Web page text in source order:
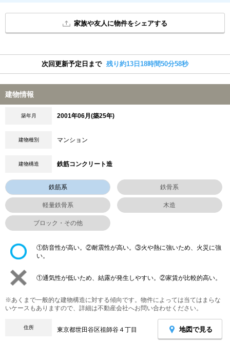
家族や友人に物件をシェアする
次回更新予定日まで 残り約13日18時間50分58秒
建物情報
築年月 2001年06月(築25年)
建物種別 マンション
建物構造 鉄筋コンクリート造
鉄筋系 鉄骨系
軽量鉄骨系 木造
ブロック・その他
①防音性が高い。②耐震性が高い。③火や熱に強いため、火災に強
い。
①通気性が低いため、結露が発生しやすい。②家賃が比較的高い。
※あくまで一般的な建物構造に対する傾向です。物件によっては当てはまらな
いケースもありますので、詳細は不動産会社へお問い合わせください。
住所 東京都世田谷区祖師谷４丁目 地図で見る